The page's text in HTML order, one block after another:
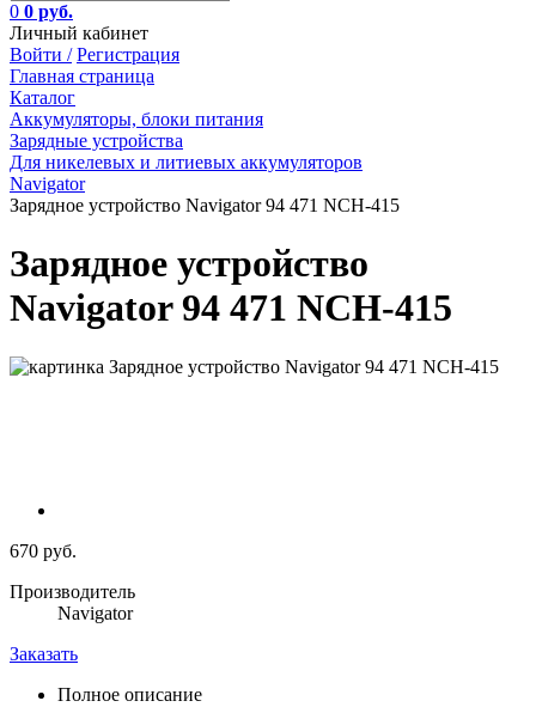
0 0 руб.
Личный кабинет
Войти / Регистрация
Главная страница
Каталог
Аккумуляторы, блоки питания
Зарядные устройства
Для никелевых и литиевых аккумуляторов
Navigator
Зарядное устройство Navigator 94 471 NCH-415
Зарядное устройство
Navigator 94 471 NCH-415
670 руб.
Производитель
Navigator
Заказать
Полное описание